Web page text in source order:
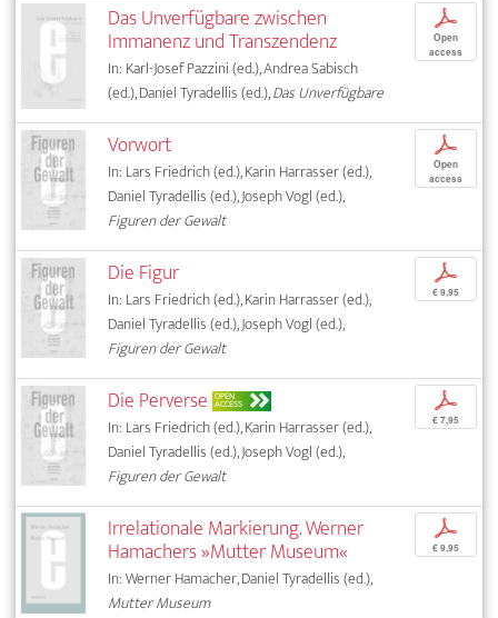
Das Unverfügbare zwischen
Immanenz und Transzendenz
In: Karl-Josef Pazzini (ed.), Andrea Sabisch
(ed.), Daniel Tyradellis (ed.),Das Unverfügbare
p
Open
access
Vorwort
In: Lars Friedrich (ed.), Karin Harrasser (ed.),
Daniel Tyradellis (ed.), Joseph Vogl (ed.),
Figuren der Gewalt
p
Open
access
Die Figur
In: Lars Friedrich (ed.), Karin Harrasser (ed.),
Daniel Tyradellis (ed.), Joseph Vogl (ed.),
Figuren der Gewalt
p
€ 9,95
Die Perverse OPEN
ACCESS
In: Lars Friedrich (ed.), Karin Harrasser (ed.),
Daniel Tyradellis (ed.), Joseph Vogl (ed.),
Figuren der Gewalt
p
€ 7,95
Irrelationale Markierung. Werner
Hamachers »Mutter Museum«
In: Werner Hamacher, Daniel Tyradellis (ed.),
Mutter Museum
p
€ 9,95